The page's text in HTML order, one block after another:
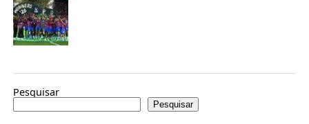
Pesquisar
Pesquisar